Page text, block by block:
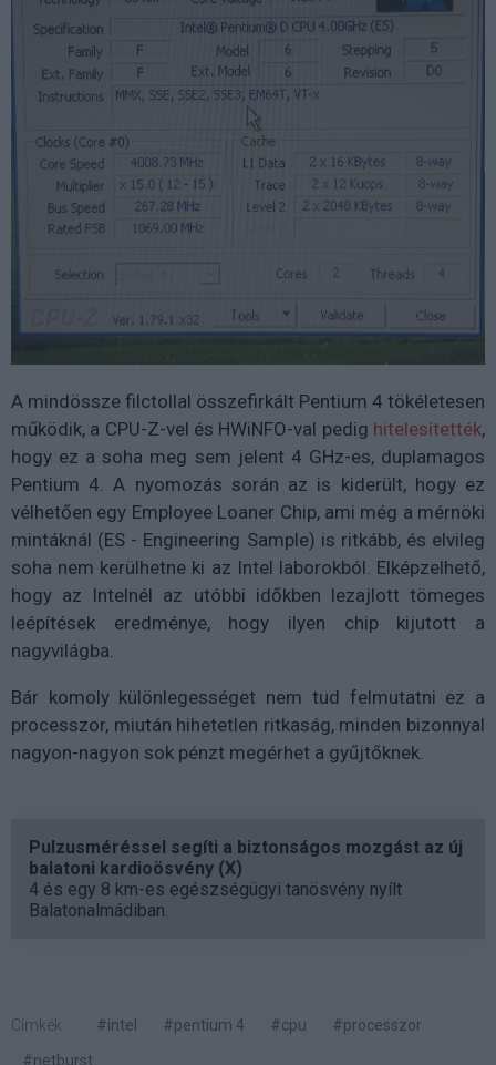
A mindössze filctollal összefirkált Pentium 4 tökéletesen
működik, a CPU-Z-vel és HWiNFO-val pedig hitelesítették,
hogy ez a soha meg sem jelent 4 GHz-es, duplamagos
Pentium 4. A nyomozás során az is kiderült, hogy ez
vélhetően egy Employee Loaner Chip, ami még a mérnöki
mintáknál (ES - Engineering Sample) is ritkább, és elvileg
soha nem kerülhetne ki az Intel laborokból. Elképzelhető,
hogy az Intelnél az utóbbi időkben lezajlott tömeges
leépítések eredménye, hogy ilyen chip kijutott a
nagyvilágba.
Bár komoly különlegességet nem tud felmutatni ez a
processzor, miután hihetetlen ritkaság, minden bizonnyal
nagyon-nagyon sok pénzt megérhet a gyűjtőknek.
Pulzusméréssel segíti a biztonságos mozgást az új
balatoni kardioösvény (X)
4 és egy 8 km-es egészségügyi tanösvény nyílt
Balatonalmádiban.
Címkék: #intel #pentium 4 #cpu
#processzor
#netburst